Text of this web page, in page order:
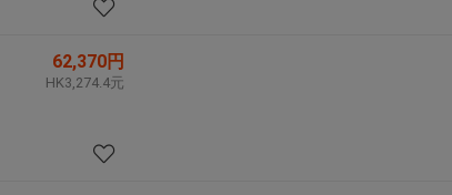
62,370円
HK3,274.4元